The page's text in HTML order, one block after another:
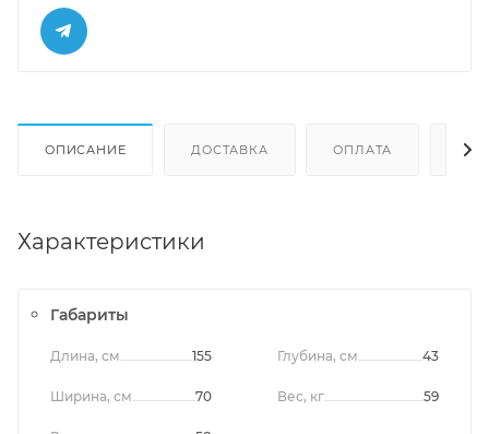
ОПИСАНИЕ ДОСТАВКА ОПЛАТА
Характеристики
Габариты
Длина, см 155
Ширина, см 70
Глубина, см 43
Вес, кг 59